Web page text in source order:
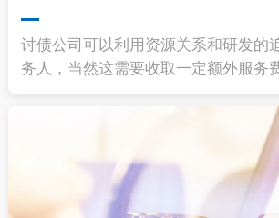
讨债公司可以利用资源关系和研发的
务人，当然这需要收取一定额外服务